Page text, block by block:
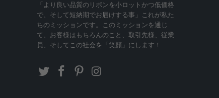
「より良い品質のリボンを小ロットかつ低価格
で、そして短納期でお届けする事」これが私た
ちのミッションです。このミッションを通じ
て、お客様はもちろんのこと、取引先様、従業
員、そしてこの社会を「笑顔」にします！